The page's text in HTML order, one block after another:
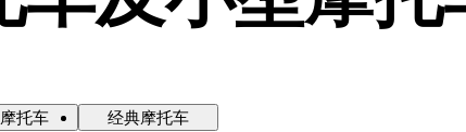
托车 经典摩托车